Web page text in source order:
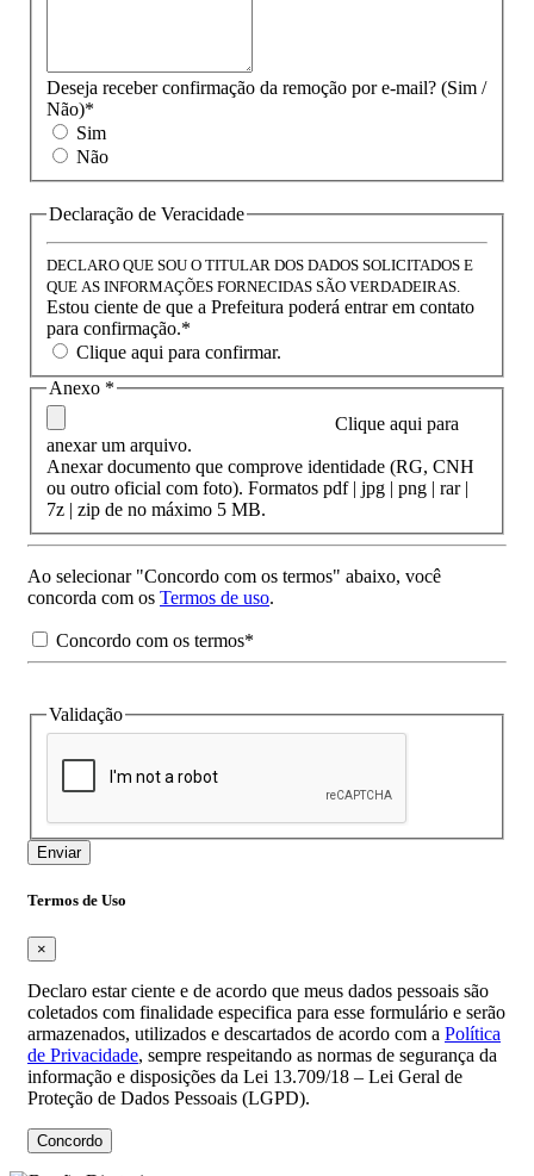
Deseja receber confirmação da remoção por e-mail? (Sim /
Não)*
Sim
Não
Declaração de Veracidade
DECLARO QUE SOU O TITULAR DOS DADOS SOLICITADOS E
QUE AS INFORMAÇÕES FORNECIDAS SÃO VERDADEIRAS.
Estou ciente de que a Prefeitura poderá entrar em contato
para confirmação.*
Clique aqui para confirmar.
Anexo *
Clique aqui para
anexar um arquivo.
Anexar documento que comprove identidade (RG, CNH
ou outro oficial com foto). Formatos pdf | jpg | png | rar |
7z | zip de no máximo 5 MB.
Ao selecionar "Concordo com os termos" abaixo, você
concorda com os Termos de uso.
Concordo com os termos*
Validação
Enviar
Termos de Uso
×
Declaro estar ciente e de acordo que meus dados pessoais são
coletados com finalidade especifica para esse formulário e serão
armazenados, utilizados e descartados de acordo com a Política
de Privacidade, sempre respeitando as normas de segurança da
informação e disposições da Lei 13.709/18 – Lei Geral de
Proteção de Dados Pessoais (LGPD).
Concordo